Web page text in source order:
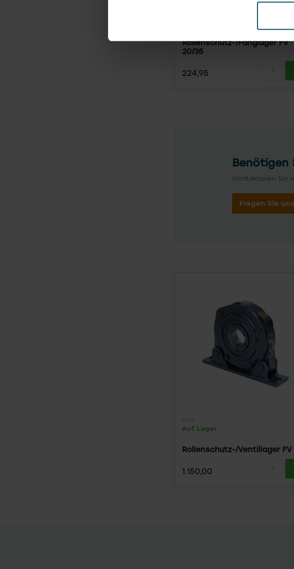
Rollenschutz-/Fanglager FV
20/35
224,95
Benötigen
Kontaktieren Sie
Fragen Sie uns
GMF
Auf Lager
Rollenschutz-/Ventillager FV
1.150,00